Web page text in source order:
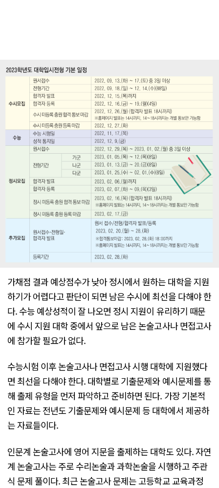
가채점 결과 예상점수가 낮아 정시에서 원하는 대학을 지원
하기가 어렵다고 판단이 되면 남은 수시에 최선을 다해야 한
다. 수능 예상성적이 잘 나오면 정시 지원이 유리하기 때문
에 수시 지원 대학 중에서 앞으로 남은 논술고사나 면접고사
에 참가할 필요가 없다.
수능시험 이후 논술고사나 면접고사 시행 대학에 지원했다
면 최선을 다해야 한다. 대학별로 기출문제와 예시문제를 통
해 출제 유형을 먼저 파악하고 준비하면 된다. 가장 기본적
인 자료는 전년도 기출문제와 예시문제 등 대학에서 제공하
는 자료들이다.
인문계 논술고사에 영어 지문을 출제하는 대학도 있다. 자연
계 논술고사는 주로 수리논술과 과학논술을 시행하고 주관
식 문제 풀이다. 최근 논술고사 문제는 고등학교 교육과정